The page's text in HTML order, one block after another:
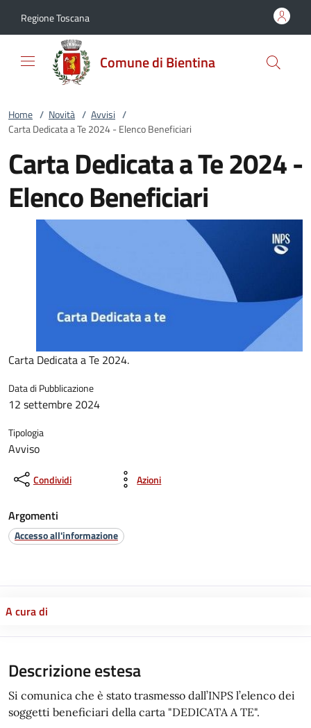
Regione Toscana
Comune di Bientina
Home / Novità / Avvisi /
Carta Dedicata a Te 2024 - Elenco Beneficiari
Carta Dedicata a Te 2024 -
Elenco Beneficiari
Carta Dedicata a Te 2024.
Data di Pubblicazione
12 settembre 2024
Tipologia
Avviso
Condividi Azioni
Argomenti
Accesso all'informazione
A cura di
Descrizione estesa
Si comunica che è stato trasmesso dall’INPS l’elenco dei
soggetti beneficiari della carta "DEDICATA A TE".